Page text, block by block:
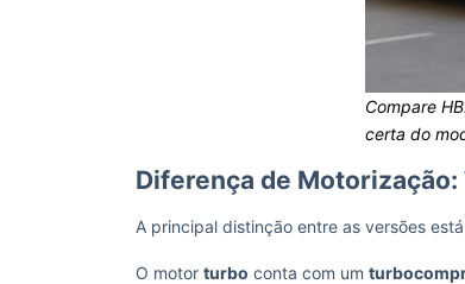
Compare
certa do
Diferença de
A principal distinção entre as versões
O motor turbo conta com um